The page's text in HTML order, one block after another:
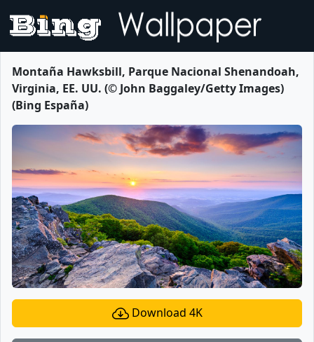
Montaña Hawksbill, Parque Nacional Shenandoah,
Virginia, EE. UU. (© John Baggaley/Getty Images)
(Bing España)
Download 4K